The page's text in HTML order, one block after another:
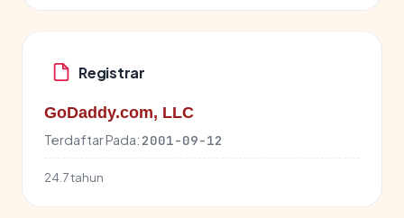
Registrar
GoDaddy.com, LLC
Terdaftar Pada: 2001-09-12
24.7 tahun